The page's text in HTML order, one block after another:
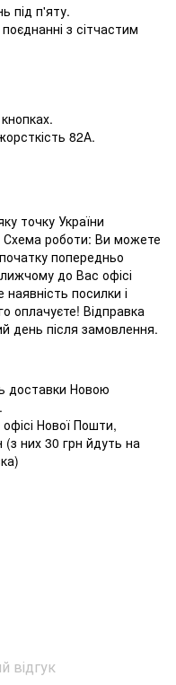
під п'яту.
з сітчастим
82А.
точку України
роботи: Ви можете
попередньо
до Вас офісі
посилки і
оплачуєте! Відправка
день після замовлення.
доставки Новою
Нової Пошти,
(з них 30 грн йдуть на
відгук